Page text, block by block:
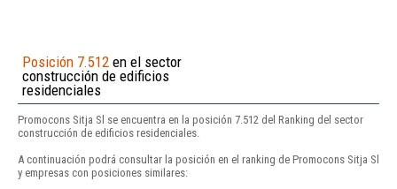
Posición 7.512 en el sector
construcción de edificios
residenciales
Promocons Sitja Sl se encuentra en la posición 7.512 del Ranking del sector
construcción de edificios residenciales.
A continuación podrá consultar la posición en el ranking de Promocons Sitja Sl
y empresas con posiciones similares: